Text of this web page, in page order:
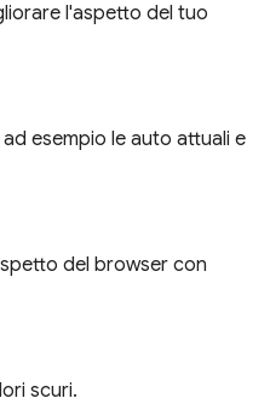
l'aspetto del tuo
esempio le auto attuali e
del browser con
scuri.